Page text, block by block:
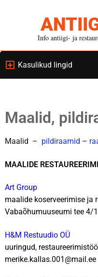
Info antiigi- ja
Kasulikud lingid
Mööbel: Lõuna – Eesti
Mööbel: Lääne – Eesti
Polstritööd
Maalid, pildiraamid, vitraaž
Maalid,
Maalid – pildiraamid –
MAALIDE
Art Group
maalide koserveerimise ja
Vabaõhumuuseumi tee 4/1
H&M Restuudio OÜ
uuringud,
merike.kallas.001@mail.ee